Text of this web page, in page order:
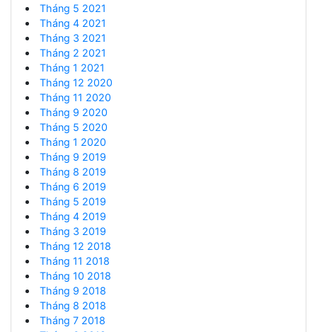
Tháng 5 2021
Tháng 4 2021
Tháng 3 2021
Tháng 2 2021
Tháng 1 2021
Tháng 12 2020
Tháng 11 2020
Tháng 9 2020
Tháng 5 2020
Tháng 1 2020
Tháng 9 2019
Tháng 8 2019
Tháng 6 2019
Tháng 5 2019
Tháng 4 2019
Tháng 3 2019
Tháng 12 2018
Tháng 11 2018
Tháng 10 2018
Tháng 9 2018
Tháng 8 2018
Tháng 7 2018